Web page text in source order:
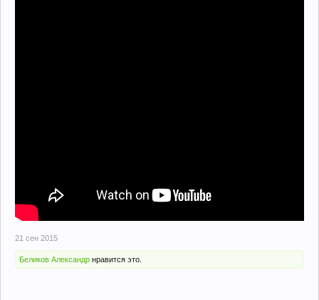
21 сен 2015
Беликов Александр нравится это.